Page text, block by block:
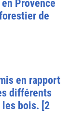
Provence
de
en rapport
différents
les bois. [2